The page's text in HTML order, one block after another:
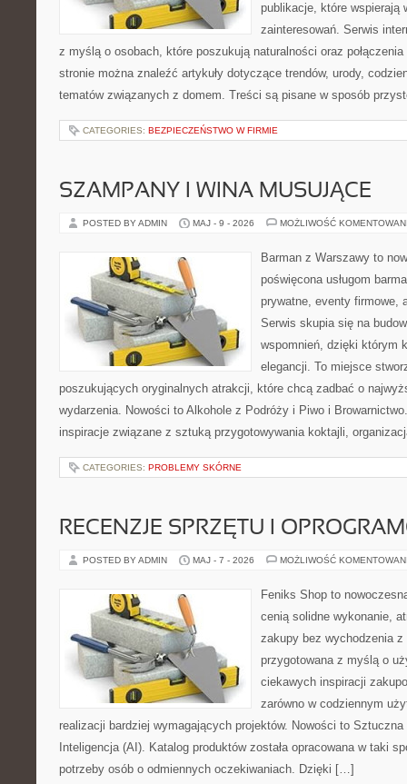
publikacje, które wspierają
zainteresowań. Serwis
z myślą o osobach, które poszukują naturalności oraz
stronie można znaleźć artykuły dotyczące trendów, urody,
tematów związanych z domem. Treści są pisane w sposób
CATEGORIES: BEZPIECZEŃSTWO W FIRMIE
SZAMPANY I WINA MUSUJĄCE
POSTED BY ADMIN MAJ - 9 - 2026 MOŻLIWOŚĆ
Barman z Warszawy to
poświęcona usługom
prywatne, eventy firmowe,
Serwis skupia się na
wspomnień, dzięki którym
elegancji. To miejsce
poszukujących oryginalnych atrakcji, które chcą zadbać o
wydarzenia. Nowości to Alkohole z Podróży i Piwo i
inspiracje związane z sztuką przygotowywania koktajli,
CATEGORIES: PROBLEMY SKÓRNE
RECENZJE SPRZĘTU I
POSTED BY ADMIN MAJ - 7 - 2026 MOŻLIWOŚĆ
Feniks Shop to
cenią solidne wykonanie,
zakupy bez wychodzenia z
przygotowana z myślą o
ciekawych inspiracji
zarówno w codziennym
realizacji bardziej wymagających projektów. Nowości to
Inteligencja (AI). Katalog produktów została opracowana w taki
potrzeby osób o odmiennych oczekiwaniach. Dzięki […]